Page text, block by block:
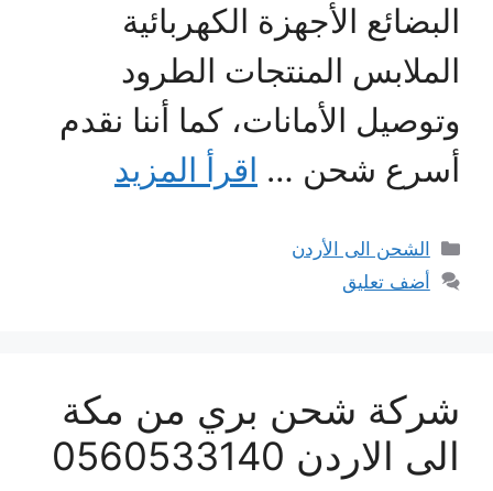
البضائع الأجهزة الكهربائية
الملابس المنتجات الطرود
وتوصيل الأمانات، كما أننا نقدم
أسرع شحن … اقرأ المزيد
التصنيفات
الشحن الى الأردن
أضف تعليق
شركة شحن بري من مكة
الى الاردن 0560533140